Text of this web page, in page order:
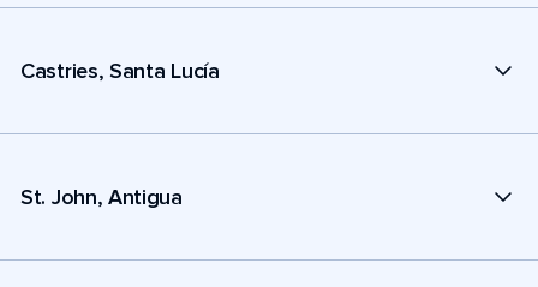
Castries, Santa Lucía
St. John, Antigua